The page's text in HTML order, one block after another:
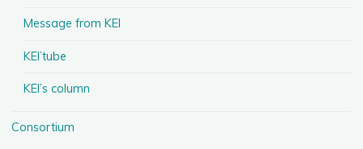
Message from KEI
KEI’tube
KEI’s column
Consortium